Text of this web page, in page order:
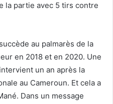
la partie avec 5 tirs contre
au palmarès de la
en 2018 et en 2020. Une
un an après la
au Cameroun. Et cela a
Dans un message